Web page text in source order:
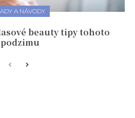
A NÁVODY
beauty tipy tohoto
podzimu